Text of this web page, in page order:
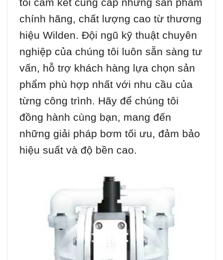
tôi cam kết cung cấp những sản phẩm
chính hãng, chất lượng cao từ thương
hiệu Wilden. Đội ngũ kỹ thuật chuyên
nghiệp của chúng tôi luôn sẵn sàng tư
vấn, hỗ trợ khách hàng lựa chọn sản
phẩm phù hợp nhất với nhu cầu của
từng công trình. Hãy để chúng tôi
đồng hành cùng bạn, mang đến
những giải pháp bơm tối ưu, đảm bảo
hiệu suất và độ bền cao.